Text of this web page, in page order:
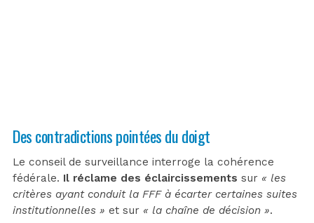
Des contradictions pointées du doigt
Le conseil de surveillance interroge la cohérence
fédérale. Il réclame des éclaircissements sur « les
critères ayant conduit la FFF à écarter certaines suites
institutionnelles » et sur « la chaîne de décision ».